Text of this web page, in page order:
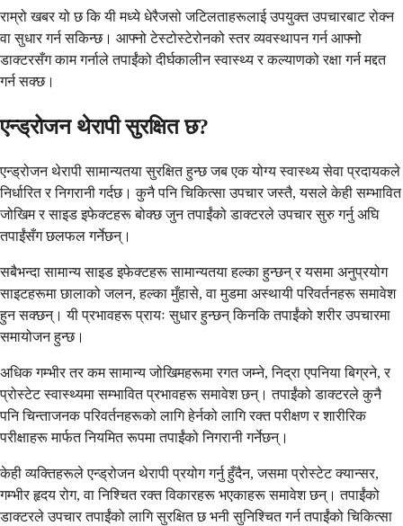
राम्रो खबर यो छ कि यी मध्ये धेरैजसो जटिलताहरूलाई उपयुक्त उपचारबाट रोक्न
वा सुधार गर्न सकिन्छ। आफ्नो टेस्टोस्टेरोनको स्तर व्यवस्थापन गर्न आफ्नो
डाक्टरसँग काम गर्नाले तपाईंको दीर्घकालीन स्वास्थ्य र कल्याणको रक्षा गर्न मद्दत
गर्न सक्छ।
एन्ड्रोजन थेरापी सुरक्षित छ?
एन्ड्रोजन थेरापी सामान्यतया सुरक्षित हुन्छ जब एक योग्य स्वास्थ्य सेवा प्रदायकले
निर्धारित र निगरानी गर्दछ। कुनै पनि चिकित्सा उपचार जस्तै, यसले केही सम्भावित
जोखिम र साइड इफेक्टहरू बोक्छ जुन तपाईंको डाक्टरले उपचार सुरु गर्नु अघि
तपाईंसँग छलफल गर्नेछन्।
सबैभन्दा सामान्य साइड इफेक्टहरू सामान्यतया हल्का हुन्छन् र यसमा अनुप्रयोग
साइटहरूमा छालाको जलन, हल्का मुँहासे, वा मुडमा अस्थायी परिवर्तनहरू समावेश
हुन सक्छन्। यी प्रभावहरू प्रायः सुधार हुन्छन् किनकि तपाईंको शरीर उपचारमा
समायोजन हुन्छ।
अधिक गम्भीर तर कम सामान्य जोखिमहरूमा रगत जम्ने, निद्रा एपनिया बिग्रने, र
प्रोस्टेट स्वास्थ्यमा सम्भावित प्रभावहरू समावेश छन्। तपाईंको डाक्टरले कुनै
पनि चिन्ताजनक परिवर्तनहरूको लागि हेर्नको लागि रक्त परीक्षण र शारीरिक
परीक्षाहरू मार्फत नियमित रूपमा तपाईंको निगरानी गर्नेछन्।
केही व्यक्तिहरूले एन्ड्रोजन थेरापी प्रयोग गर्नु हुँदैन, जसमा प्रोस्टेट क्यान्सर,
गम्भीर हृदय रोग, वा निश्चित रक्त विकारहरू भएकाहरू समावेश छन्। तपाईंको
डाक्टरले उपचार तपाईंको लागि सुरक्षित छ भनी सुनिश्चित गर्न तपाईंको चिकित्सा